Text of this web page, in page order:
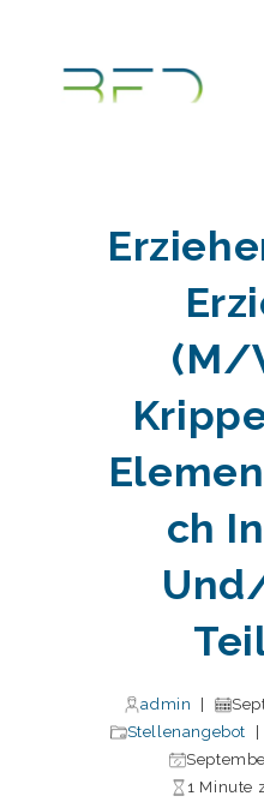
Ch
admin
Stellenangebot
1 Minute